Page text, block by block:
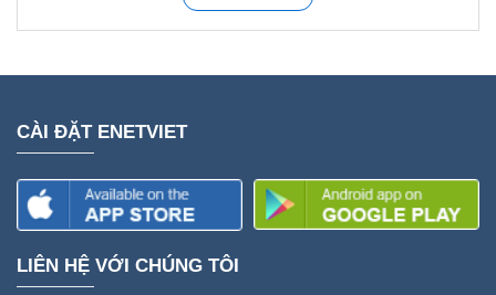
CÀI ĐẶT ENETVIET
LIÊN HỆ VỚI CHÚNG TÔI